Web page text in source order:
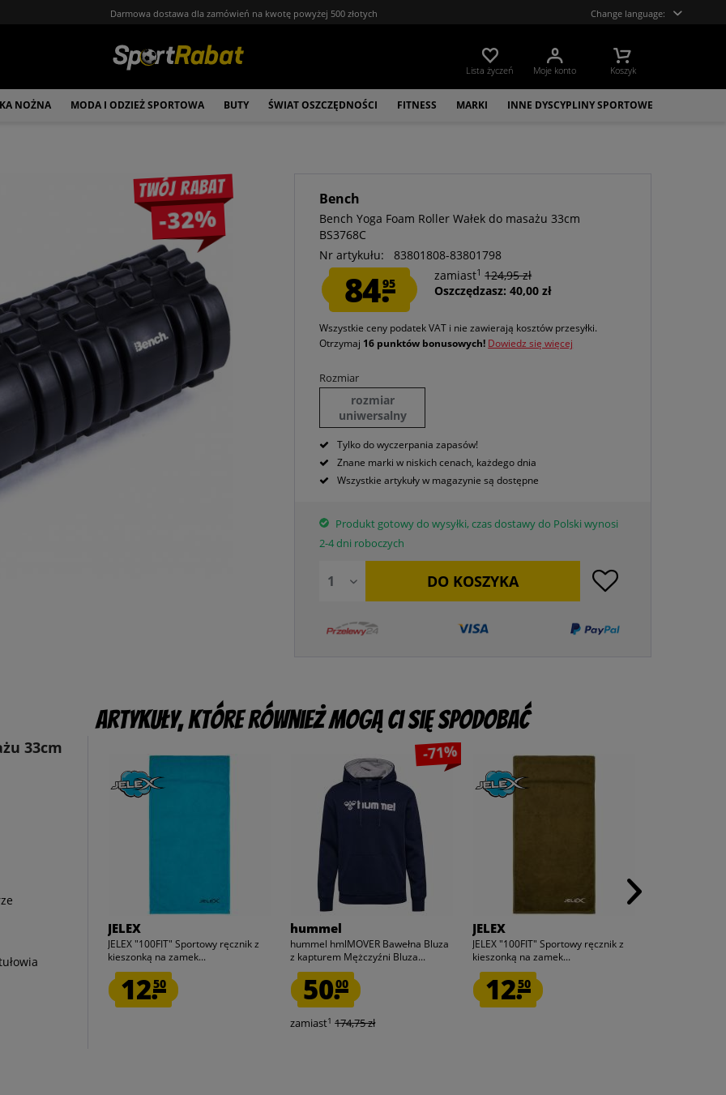
Darmowa dostawa dla zamówień na kwotę powyżej 500 złotych Change language:
Lista życzeń Moje konto Koszyk
NOŻNA MODA I ODZIEŻ SPORTOWA BUTY ŚWIAT OSZCZĘDNOŚCI FITNESS MARKI INNE DYSCYPLINY SPORTOWE
Twój rabat
-32%
Bench
Bench Yoga Foam Roller Wałek do masażu 33cm
BS3768C
Nr artykułu:
83801808-83801798
84.95
zamiast1 124,95 zł
Oszczędzasz: 40,00 zł
Wszystkie ceny podatek VAT i nie zawierają kosztów przesyłki.
Otrzymaj 16 punktów bonusowych! Dowiedz się więcej
Rozmiar
rozmiar
uniwersalny
Tylko do wyczerpania zapasów!
Znane marki w niskich cenach, każdego dnia
Wszystkie artykuły w magazynie są dostępne
Produkt gotowy do wysyłki, czas dostawy do Polski wynosi
2-4 dni roboczych
DO KOSZYKA
33cm
Artykuły, które również mogą Ci się spodobać
JELEX
JELEX "100FIT" Sportowy ręcznik z
kieszonką na zamek...
12.50
-71%
hummel
hummel hmlMOVER Bawełna Bluza
z kapturem Mężczyźni Bluza...
50.00
zamiast1 174,75 zł
JELEX
JELEX "100FIT" Sportowy ręcznik z
kieszonką na zamek...
12.50